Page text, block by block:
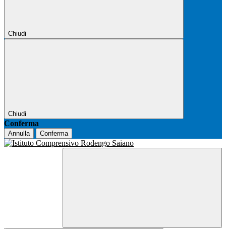
Chiudi
Chiudi
Conferma
Annulla Conferma